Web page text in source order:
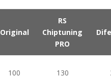
Original
RS
Chiptuning
PRO
100 130